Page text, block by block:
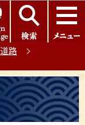
道路